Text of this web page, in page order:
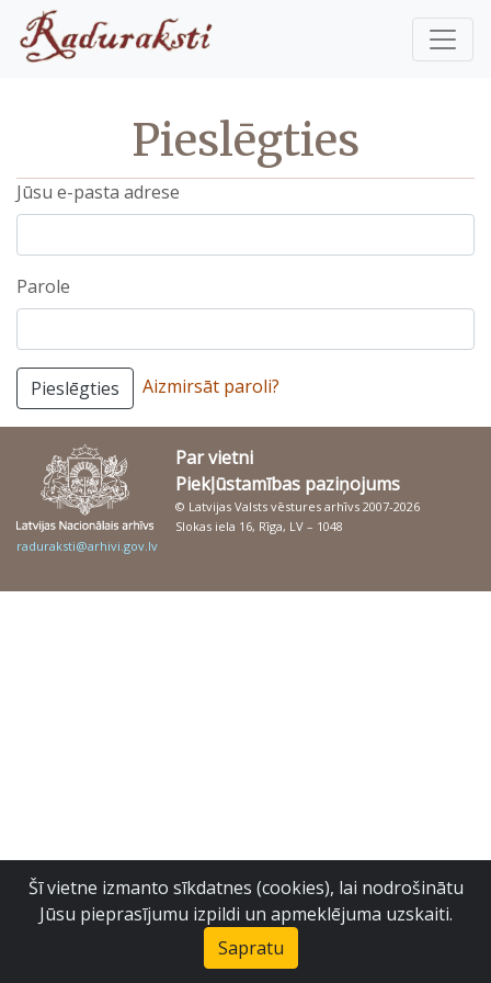
Pieslēgties
Jūsu e-pasta adrese
Parole
Pieslēgties Aizmirsāt paroli?
Par vietni
Piekļūstamības paziņojums
© Latvijas Valsts vēstures arhīvs 2007-2026
Slokas iela 16, Rīga, LV – 1048
raduraksti@arhivi.gov.lv
Šī vietne izmanto sīkdatnes (cookies), lai nodrošinātu
Jūsu pieprasījumu izpildi un apmeklējuma uzskaiti.
Sapratu